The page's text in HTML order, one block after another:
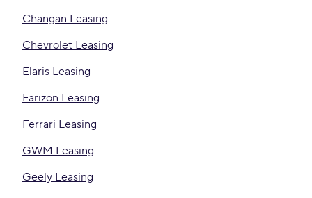
Changan Leasing
Chevrolet Leasing
Elaris Leasing
Farizon Leasing
Ferrari Leasing
GWM Leasing
Geely Leasing